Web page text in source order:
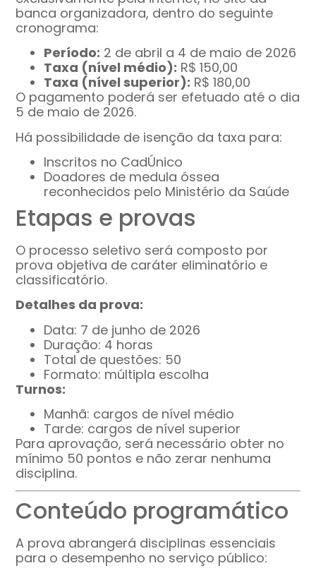
banca organizadora, dentro do seguinte
cronograma:
Período: 2 de abril a 4 de maio de 2026
Taxa (nível médio): R$ 150,00
Taxa (nível superior): R$ 180,00
O pagamento poderá ser efetuado até o dia
5 de maio de 2026.
Há possibilidade de isenção da taxa para:
Inscritos no CadÚnico
Doadores de medula óssea
reconhecidos pelo Ministério da Saúde
Etapas e provas
O processo seletivo será composto por
prova objetiva de caráter eliminatório e
classificatório.
Detalhes da prova:
Data: 7 de junho de 2026
Duração: 4 horas
Total de questões: 50
Formato: múltipla escolha
Turnos:
Manhã: cargos de nível médio
Tarde: cargos de nível superior
Para aprovação, será necessário obter no
mínimo 50 pontos e não zerar nenhuma
disciplina.
Conteúdo programático
A prova abrangerá disciplinas essenciais
para o desempenho no serviço público: